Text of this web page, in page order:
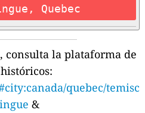
Quebec
consulta la plataforma de
quebec/temisc
&